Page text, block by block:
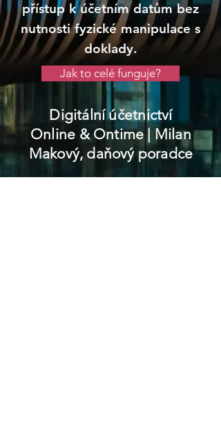
přístup k účetním datům bez
nutnosti fyzické manipulace s
doklady.
Jak to celé funguje?
Digitální účetnictví
Online & Ontime| Milan
Makový, daňový poradce